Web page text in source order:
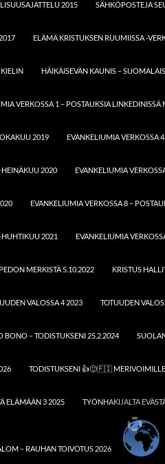
2015 SÄHKÖPOSTEJA
ELÄMÄ KRISTUKSEN RUUMIISSA -
HÄIKÄISEVÄN KAUNIS –
VERKOSSA 1 – POSTAUKSIA
2019 EVANKELIUMIA VERKOSSA
HEINÄKUU 2020 EVANKELIUMIA
EVANKELIUMIA VERKOSSA 8 –
HUHTIKUU 2021 EVANKELIUMIA
MERKISTÄ 5.10.2022 KRISTUS
VALOSSA 4 2023 TOTUUDEN
BONO – TODISTUKSENI 25.2.2024
TODISTUKSENI 👍🙂🇫🇮
ELÄMÄÄN 3 2025 TYÖNHAKIJALTA
– RAUHAN TOIVOTUS 2026